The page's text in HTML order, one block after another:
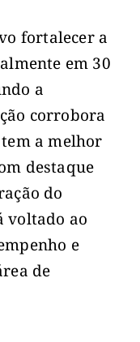
fortalecer a
em 30
a
corrobora
a melhor
destaque
do
voltado ao
e
de